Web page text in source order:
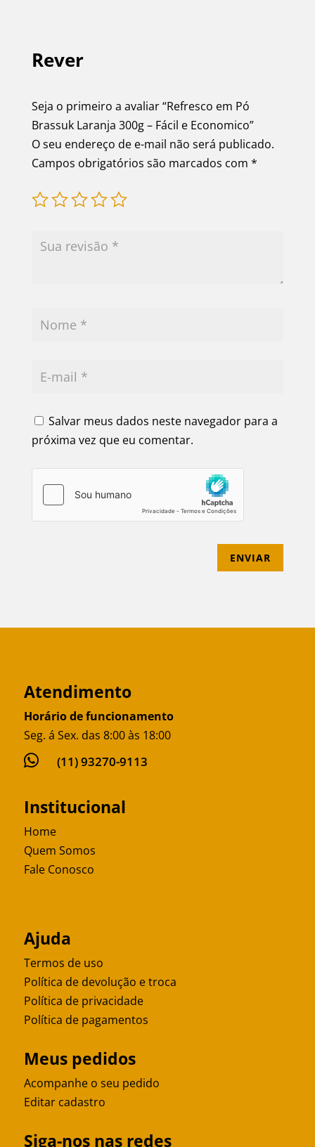
Rever
Seja o primeiro a avaliar “Refresco em Pó
Brassuk Laranja 300g – Fácil e Economico”
O seu endereço de e-mail não será publicado.
Campos obrigatórios são marcados com *
Salvar meus dados neste navegador para a
próxima vez que eu comentar.
ENVIAR
Atendimento
Horário de funcionamento
Seg. á Sex. das 8:00 às 18:00
 (11) 93270-9113
Institucional
Home
Quem Somos
Fale Conosco
Ajuda
Termos de uso
Política de devolução e troca
Política de privacidade
Política de pagamentos
Meus pedidos
Acompanhe o seu pedido
Editar cadastro
Siga-nos nas redes